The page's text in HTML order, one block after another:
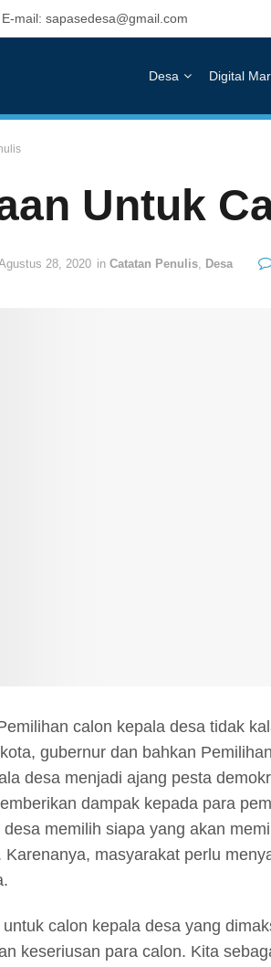
E-mail: sapasedesa@gmail.com
Desa Digital
Untuk
28, 2020 in Catatan Penulis, Desa
calon kepala desa tidak
gubernur dan bahkan
desa menjadi ajang pesta
dampak kepada para
desa memilih siapa yang akan
Karenanya, masyarakat perlu
calon kepala desa yang
keseriusan para calon. Kita